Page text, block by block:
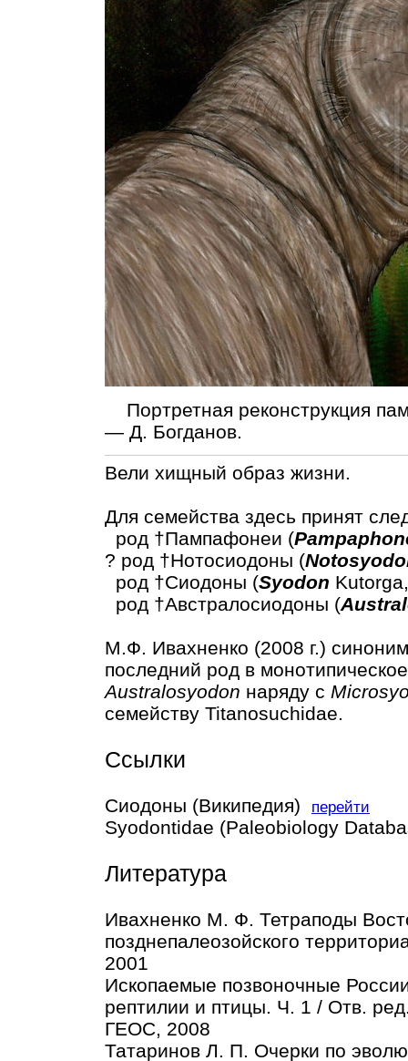
Портретная реконструкция
— Д. Богданов.
Вели хищный образ жизни.
Для семейства здесь принят
род †Пампафонеи (
? род †Нотосиодоны (
род †Cиодоны (Syodon
род †Австралосиодоны (
М.Ф. Ивахненко (2008 г.)
последний род в
Australosyodon наряду с
семейству Titanosuchidae.
Ссылки
Сиодоны (Википедия) перейти
Syodontidae (Paleobiology
Литература
Ивахненко М. Ф. Тетраподы
позднепалеозойского
2001
Ископаемые позвоночные
рептилии и птицы. Ч. 1 / Отв.
ГЕОС, 2008
Татаринов Л. П. Очерки по